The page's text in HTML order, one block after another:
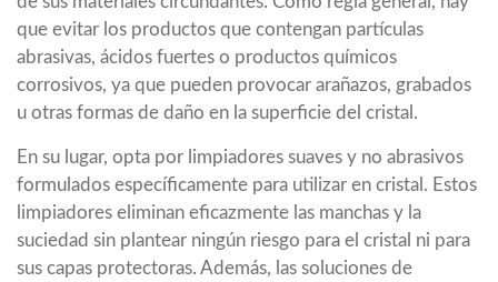
que evitar los productos que contengan partículas
abrasivas, ácidos fuertes o productos químicos
corrosivos, ya que pueden provocar arañazos, grabados
u otras formas de daño en la superficie del cristal.
En su lugar, opta por limpiadores suaves y no abrasivos
formulados específicamente para utilizar en cristal. Estos
limpiadores eliminan eficazmente las manchas y la
suciedad sin plantear ningún riesgo para el cristal ni para
sus capas protectoras. Además, las soluciones de